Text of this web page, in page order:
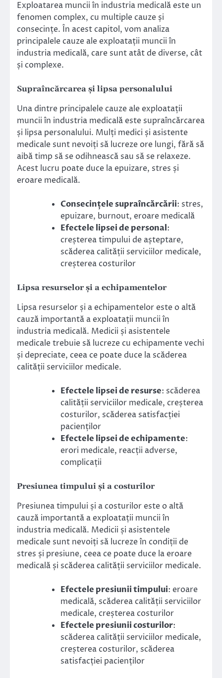
Exploatarea muncii în industria medicală este un
fenomen complex, cu multiple cauze și
consecințe. În acest capitol, vom analiza
principalele cauze ale exploatații muncii în
industria medicală, care sunt atât de diverse, cât
și complexe.
Supraîncărcarea și lipsa personalului
Una dintre principalele cauze ale exploatații
muncii în industria medicală este supraîncărcarea
și lipsa personalului. Mulți medici și asistente
medicale sunt nevoiți să lucreze ore lungi, fără să
aibă timp să se odihnească sau să se relaxeze.
Acest lucru poate duce la epuizare, stres și
eroare medicală.
Consecințele supraîncărcării: stres,
epuizare, burnout, eroare medicală
Efectele lipsei de personal:
creșterea timpului de așteptare,
scăderea calității serviciilor medicale,
creșterea costurilor
Lipsa resurselor și a echipamentelor
Lipsa resurselor și a echipamentelor este o altă
cauză importantă a exploatații muncii în
industria medicală. Medicii și asistentele
medicale trebuie să lucreze cu echipamente vechi
și depreciate, ceea ce poate duce la scăderea
calității serviciilor medicale.
Efectele lipsei de resurse: scăderea
calității serviciilor medicale, creșterea
costurilor, scăderea satisfacției
pacienților
Efectele lipsei de echipamente:
erori medicale, reacții adverse,
complicații
Presiunea timpului și a costurilor
Presiunea timpului și a costurilor este o altă
cauză importantă a exploatații muncii în
industria medicală. Medicii și asistentele
medicale sunt nevoiți să lucreze în condiții de
stres și presiune, ceea ce poate duce la eroare
medicală și scăderea calității serviciilor medicale.
Efectele presiunii timpului: eroare
medicală, scăderea calității serviciilor
medicale, creșterea costurilor
Efectele presiunii costurilor:
scăderea calității serviciilor medicale,
creșterea costurilor, scăderea
satisfacției pacienților